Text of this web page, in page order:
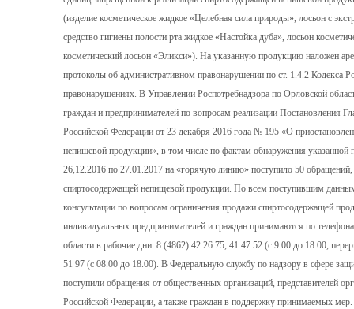
(изделие косметическое жидкое «Целебная сила природы», лосьон с
средство гигиены полости рта жидкое «Настойка дуба», лосьон
косметический лосьон «Эликси»). На указанную продукцию наложен
протоколы об административном правонарушении по ст. 1.4.2 Кодекса
правонарушениях. В Управлении Роспотребнадзора по Орловской
граждан и предпринимателей по вопросам реализации Постановления
Российской Федерации от 23 декабря 2016 года № 195 «О
непищевой продукции», в том числе по фактам обнаружения указанной
26,12.2016 по 27.01.2017 на «горячую линию» поступило 50 обращений,
спиртосодержащей непищевой продукции. По всем поступившим
консультации по вопросам ограничения продажи спиртосодержащей
индивидуальных предпринимателей и граждан принимаются по
области в рабочие дни: 8 (4862) 42 26 75, 41 47 52 (с 9:00 до 18:00,
51 97 (с 08.00 до 18.00). В Федеральную службу по надзору в сфере
поступили обращения от общественных организаций, представителей
Российской Федерации, а также граждан в поддержку принимаемых мер.